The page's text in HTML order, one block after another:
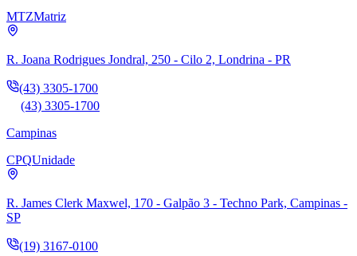
MTZMatriz
R. Joana Rodrigues Jondral, 250 - Cilo 2, Londrina - PR
(43) 3305-1700
(43) 3305-1700
Campinas
CPQUnidade
R. James Clerk Maxwel, 170 - Galpão 3 - Techno Park, Campinas -
SP
(19) 3167-0100